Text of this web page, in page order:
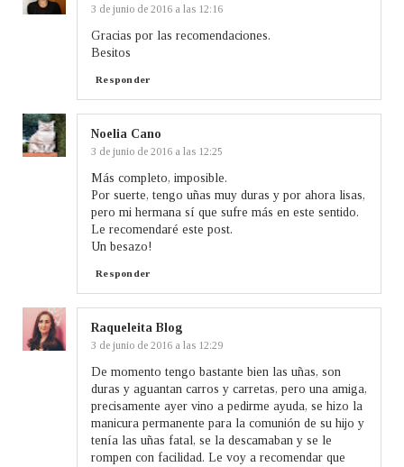
3 de junio de 2016 a las 12:16
Gracias por las recomendaciones.
Besitos
Responder
Noelia Cano
3 de junio de 2016 a las 12:25
Más completo, imposible.
Por suerte, tengo uñas muy duras y por ahora lisas,
pero mi hermana sí que sufre más en este sentido.
Le recomendaré este post.
Un besazo!
Responder
Raqueleita Blog
3 de junio de 2016 a las 12:29
De momento tengo bastante bien las uñas, son
duras y aguantan carros y carretas, pero una amiga,
precisamente ayer vino a pedirme ayuda, se hizo la
manicura permanente para la comunión de su hijo y
tenía las uñas fatal, se la descamaban y se le
rompen con facilidad. Le voy a recomendar que